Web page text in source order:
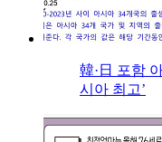
韓·日 포함
시아 최고’